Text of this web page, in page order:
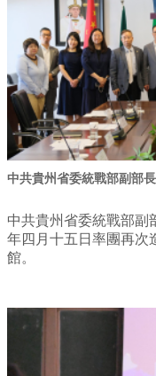
中共貴州省委統戰部副部
中共貴州省委統戰部副
年四月十五日率團再次
館。